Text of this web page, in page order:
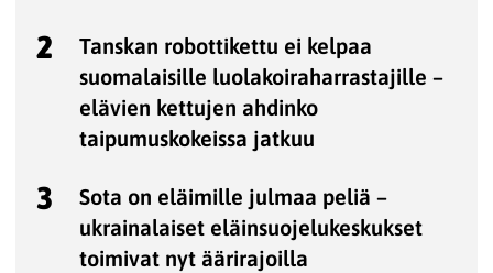
2
Tanskan robottikettu ei kelpaa
suomalaisille luolakoiraharrastajille –
elävien kettujen ahdinko
taipumuskokeissa jatkuu
3
Sota on eläimille julmaa peliä –
ukrainalaiset eläinsuojelukeskukset
toimivat nyt äärirajoilla